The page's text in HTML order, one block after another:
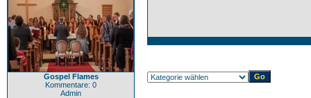
Gospel Flames
Kommentare: 0
Admin